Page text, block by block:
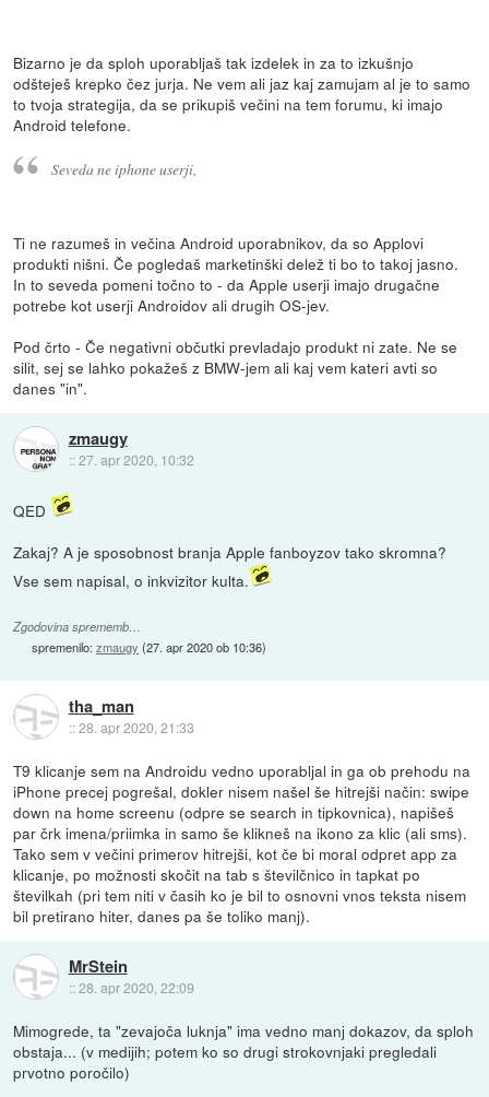
Bizarno je da sploh uporabljaš tak izdelek in za to izkušnjo
odšteješ krepko čez jurja. Ne vem ali jaz kaj zamujam al je to samo
to tvoja strategija, da se prikupiš večini na tem forumu, ki imajo
Android telefone.
Seveda ne iphone userji,
Ti ne razumeš in večina Android uporabnikov, da so Applovi
produkti nišni. Če pogledaš marketinški delež ti bo to takoj jasno.
In to seveda pomeni točno to - da Apple userji imajo drugačne
potrebe kot userji Androidov ali drugih OS-jev.
Pod črto - Če negativni občutki prevladajo produkt ni zate. Ne se
silit, sej se lahko pokažeš z BMW-jem ali kaj vem kateri avti so
danes "in".
zmaugy
::27. apr 2020, 10:32
QED
Zakaj? A je sposobnost branja Apple fanboyzov tako skromna?
Vse sem napisal, o inkvizitor kulta.
Zgodovina sprememb…
spremenilo:zmaugy (27. apr 2020 ob 10:36)
tha_man
::28. apr 2020, 21:33
T9 klicanje sem na Androidu vedno uporabljal in ga ob prehodu na
iPhone precej pogrešal, dokler nisem našel še hitrejši način: swipe
down na home screenu (odpre se search in tipkovnica), napišeš
par črk imena/priimka in samo še klikneš na ikono za klic (ali sms).
Tako sem v večini primerov hitrejši, kot če bi moral odpret app za
klicanje, po možnosti skočit na tab s številčnico in tapkat po
številkah (pri tem niti v časih ko je bil to osnovni vnos teksta nisem
bil pretirano hiter, danes pa še toliko manj).
MrStein
::28. apr 2020, 22:09
Mimogrede, ta "zevajoča luknja" ima vedno manj dokazov, da sploh
obstaja... (v medijih; potem ko so drugi strokovnjaki pregledali
prvotno poročilo)